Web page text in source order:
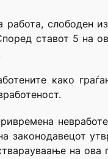
слободен
ставот 5 на
како
на